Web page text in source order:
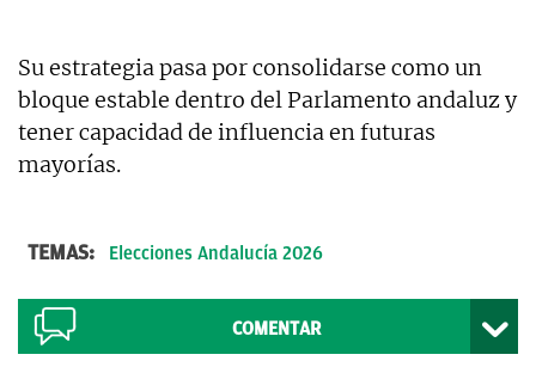
Su estrategia pasa por consolidarse como un
bloque estable dentro del Parlamento andaluz y
tener capacidad de influencia en futuras
mayorías.
TEMAS: Elecciones Andalucía 2026
COMENTAR